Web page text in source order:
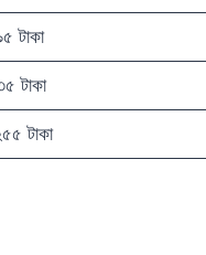
টাকা
টাকা
টাকা